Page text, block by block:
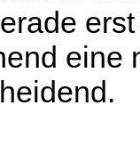
eine